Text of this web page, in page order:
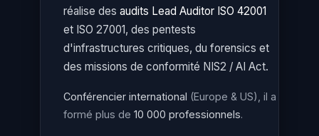
réalise des audits Lead Auditor ISO 42001
et ISO 27001, des pentests
d'infrastructures critiques, du forensics et
des missions de conformité NIS2 / AI Act.
Conférencier international (Europe & US), il a
formé plus de 10 000 professionnels.